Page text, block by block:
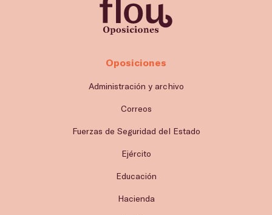
Oposiciones
Administración y archivo
Correos
Fuerzas de Seguridad del Estado
Ejército
Educación
Hacienda